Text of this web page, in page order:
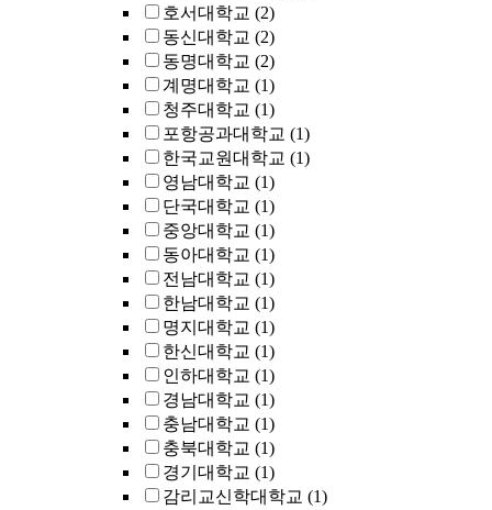
호서대학교 (2)
동신대학교 (2)
동명대학교 (2)
계명대학교 (1)
청주대학교 (1)
포항공과대학교 (1)
한국교원대학교 (1)
영남대학교 (1)
단국대학교 (1)
중앙대학교 (1)
동아대학교 (1)
전남대학교 (1)
한남대학교 (1)
명지대학교 (1)
한신대학교 (1)
인하대학교 (1)
경남대학교 (1)
충남대학교 (1)
충북대학교 (1)
경기대학교 (1)
감리교신학대학교 (1)